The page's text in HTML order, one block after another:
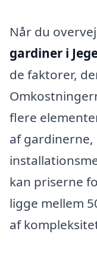
Når du
gardiner i
de faktorer,
flere
af gardinerne,
kan priserne
ligge mellem
af